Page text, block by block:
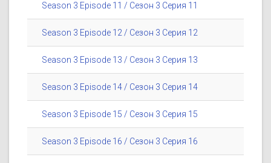
Season 3 Episode 11 / Сезон 3 Серия 11
Season 3 Episode 12 / Сезон 3 Серия 12
Season 3 Episode 13 / Сезон 3 Серия 13
Season 3 Episode 14 / Сезон 3 Серия 14
Season 3 Episode 15 / Сезон 3 Серия 15
Season 3 Episode 16 / Сезон 3 Серия 16